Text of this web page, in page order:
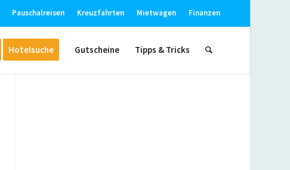
Pauschalreisen Kreuzfahrten Mietwagen Finanzen
Hotelsuche Gutscheine Tipps & Tricks